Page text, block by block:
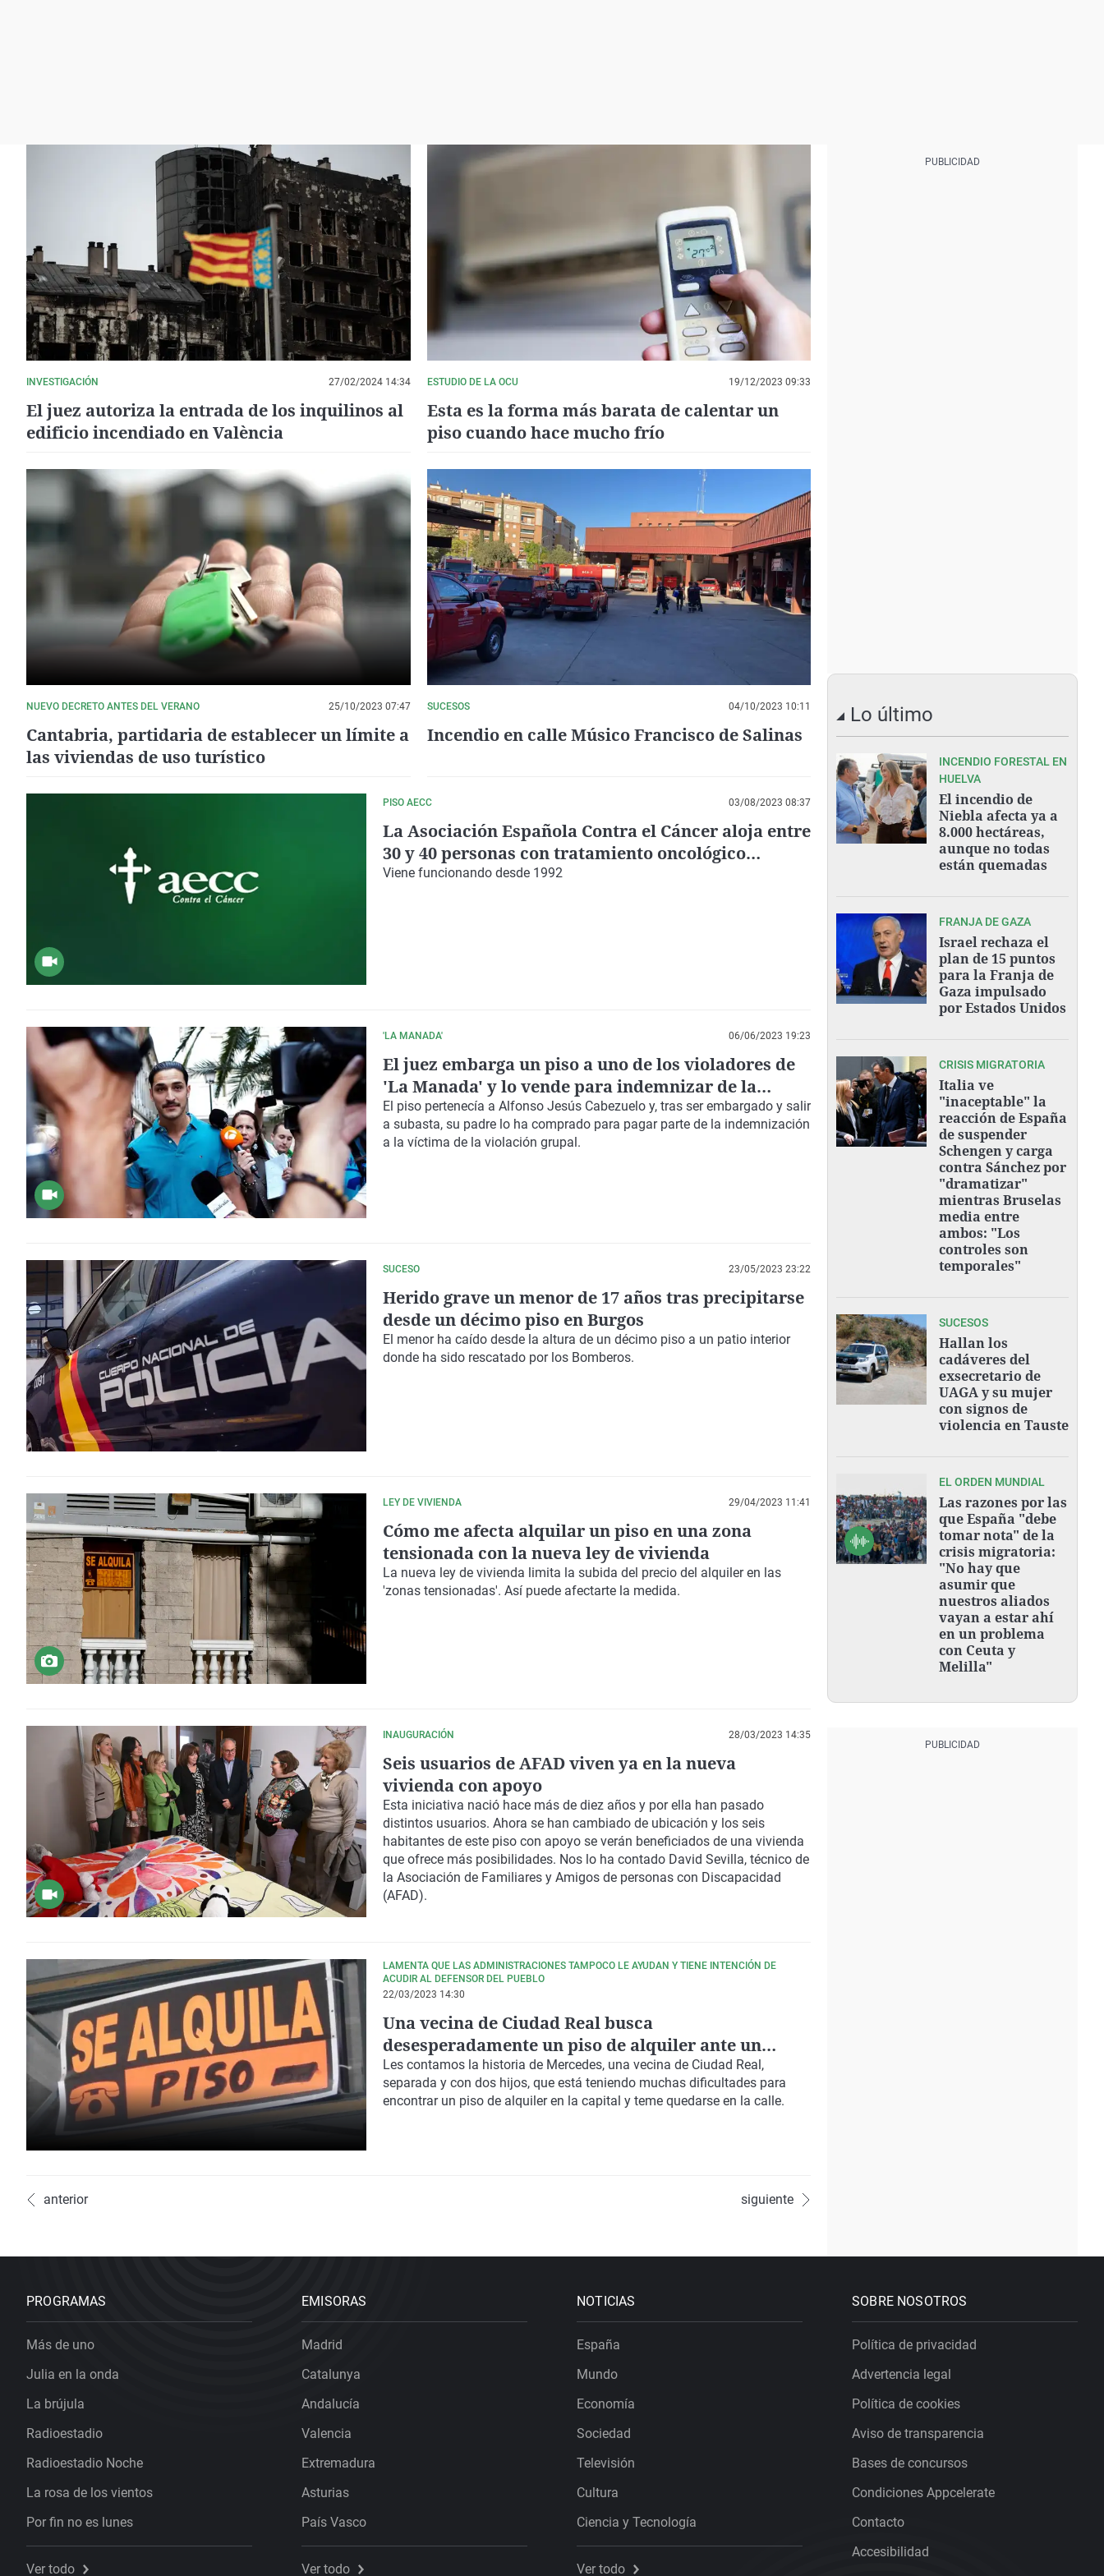
INVESTIGACIÓN 27/02/2024 14:34
El juez autoriza la entrada de los inquilinos al
edificio incendiado en València
ESTUDIO DE LA OCU 19/12/2023 09:33
Esta es la forma más barata de calentar un
piso cuando hace mucho frío
NUEVO DECRETO ANTES DEL VERANO 25/10/2023 07:47
Cantabria, partidaria de establecer un límite a
las viviendas de uso turístico
SUCESOS 04/10/2023 10:11
Incendio en calle Músico Francisco de Salinas
PISO AECC 03/08/2023 08:37
La Asociación Española Contra el Cáncer aloja entre
30 y 40 personas con tratamiento oncológico
ambulatorio en su piso de Badajoz
Viene funcionando desde 1992
'LA MANADA' 06/06/2023 19:23
El juez embarga un piso a uno de los violadores de
'La Manada' y lo vende para indemnizar de la
víctima
El piso pertenecía a Alfonso Jesús Cabezuelo y, tras ser embargado y salir
a subasta, su padre lo ha comprado para pagar parte de la indemnización
a la víctima de la violación grupal.
SUCESO 23/05/2023 23:22
Herido grave un menor de 17 años tras precipitarse
desde un décimo piso en Burgos
El menor ha caído desde la altura de un décimo piso a un patio interior
donde ha sido rescatado por los Bomberos.
LEY DE VIVIENDA 29/04/2023 11:41
Cómo me afecta alquilar un piso en una zona
tensionada con la nueva ley de vivienda
La nueva ley de vivienda limita la subida del precio del alquiler en las
'zonas tensionadas'. Así puede afectarte la medida.
INAUGURACIÓN 28/03/2023 14:35
Seis usuarios de AFAD viven ya en la nueva
vivienda con apoyo
Esta iniciativa nació hace más de diez años y por ella han pasado
distintos usuarios. Ahora se han cambiado de ubicación y los seis
habitantes de este piso con apoyo se verán beneficiados de una vivienda
que ofrece más posibilidades. Nos lo ha contado David Sevilla, técnico de
la Asociación de Familiares y Amigos de personas con Discapacidad
(AFAD).
LAMENTA QUE LAS ADMINISTRACIONES TAMPOCO LE AYUDAN Y TIENE INTENCIÓN DE
ACUDIR AL DEFENSOR DEL PUEBLO
22/03/2023 14:30
Una vecina de Ciudad Real busca
desesperadamente un piso de alquiler ante un
próximo desahucio
Les contamos la historia de Mercedes, una vecina de Ciudad Real,
separada y con dos hijos, que está teniendo muchas dificultades para
encontrar un piso de alquiler en la capital y teme quedarse en la calle.
anterior siguiente
Lo último
INCENDIO FORESTAL EN
HUELVA
El incendio de
Niebla afecta ya a
8.000 hectáreas,
aunque no todas
están quemadas
FRANJA DE GAZA
Israel rechaza el
plan de 15 puntos
para la Franja de
Gaza impulsado
por Estados Unidos
CRISIS MIGRATORIA
Italia ve
"inaceptable" la
reacción de España
de suspender
Schengen y carga
contra Sánchez por
"dramatizar"
mientras Bruselas
media entre
ambos: "Los
controles son
temporales"
SUCESOS
Hallan los
cadáveres del
exsecretario de
UAGA y su mujer
con signos de
violencia en Tauste
EL ORDEN MUNDIAL
Las razones por las
que España "debe
tomar nota" de la
crisis migratoria:
"No hay que
asumir que
nuestros aliados
vayan a estar ahí
en un problema
con Ceuta y
Melilla"
PROGRAMAS
Más de uno
Julia en la onda
La brújula
Radioestadio
Radioestadio Noche
La rosa de los vientos
Por fin no es lunes
Ver todo
EMISORAS
Madrid
Catalunya
Andalucía
Valencia
Extremadura
Asturias
País Vasco
Ver todo
NOTICIAS
España
Mundo
Economía
Sociedad
Televisión
Cultura
Ciencia y Tecnología
Ver todo
SOBRE NOSOTROS
Política de privacidad
Advertencia legal
Política de cookies
Aviso de transparencia
Bases de concursos
Condiciones Appcelerate
Contacto
Accesibilidad